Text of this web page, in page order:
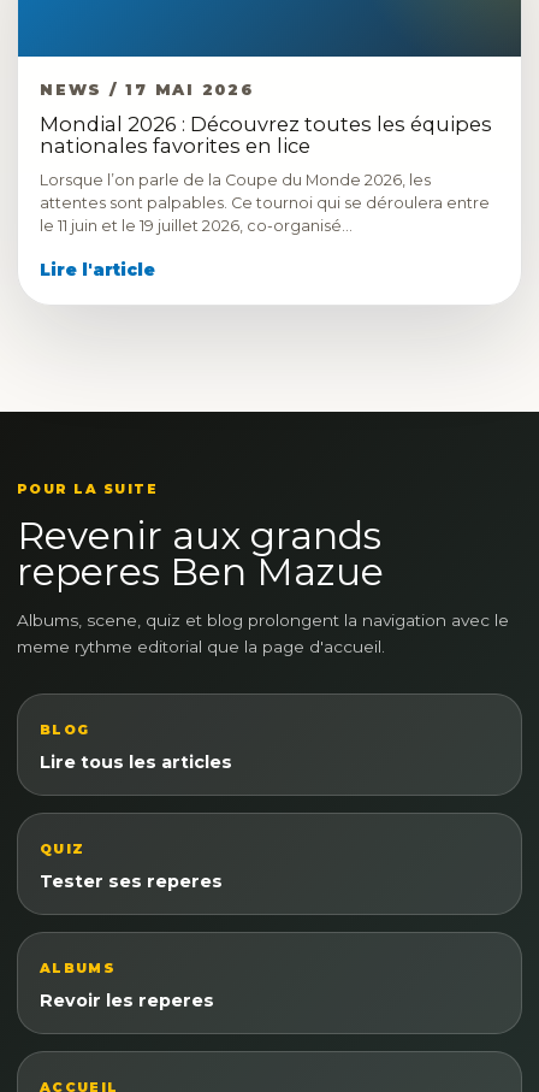
NEWS / 17 MAI 2026
Mondial 2026 : Découvrez toutes les équipes
nationales favorites en lice
Lorsque l’on parle de la Coupe du Monde 2026, les
attentes sont palpables. Ce tournoi qui se déroulera entre
le 11 juin et le 19 juillet 2026, co-organisé…
Lire l'article
POUR LA SUITE
Revenir aux grands
reperes Ben Mazue
Albums, scene, quiz et blog prolongent la navigation avec le
meme rythme editorial que la page d'accueil.
BLOG
Lire tous les articles
QUIZ
Tester ses reperes
ALBUMS
Revoir les reperes
ACCUEIL